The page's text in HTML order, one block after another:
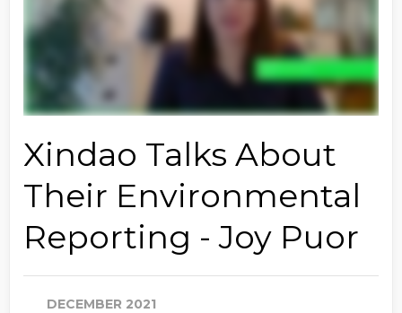
Xindao Talks About
Their Environmental
Reporting - Joy Puor
DECEMBER 2021